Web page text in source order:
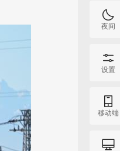
夜间
设置
移动端